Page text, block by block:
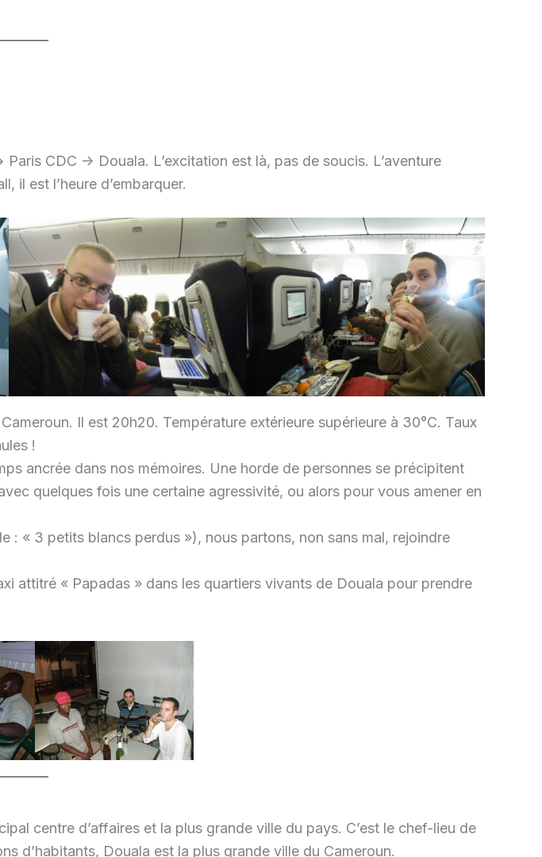
CDC -> Douala. L’excitation est là, pas de soucis. L’aventure
il est l’heure d’embarquer.
Il est 20h20. Température extérieure supérieure à 30°C. Taux
!
ancrée dans nos mémoires. Une horde de personnes se précipitent
quelques fois une certaine agressivité, ou alors pour vous amener en
: « 3 petits blancs perdus »), nous partons, non sans mal, rejoindre
attitré « Papadas » dans les quartiers vivants de Douala pour prendre
centre d’affaires et la plus grande ville du pays. C’est le chef-lieu de
d’habitants, Douala est la plus grande ville du Cameroun.